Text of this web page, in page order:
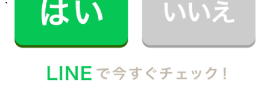
S.T.さん
20代女性 / １人暮らし
た汚れが落ちて感激！